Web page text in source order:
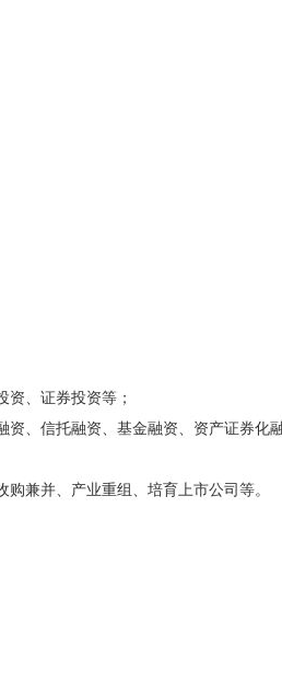
资、证券投资等；
、信托融资、基金融资、资产证券化
兼并、产业重组、培育上市公司等。